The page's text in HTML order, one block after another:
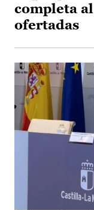
completa
ofertadas